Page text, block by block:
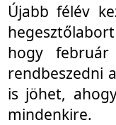
Újabb félév
hogy
rendbeszedni
is jöhet,
mindenkire.